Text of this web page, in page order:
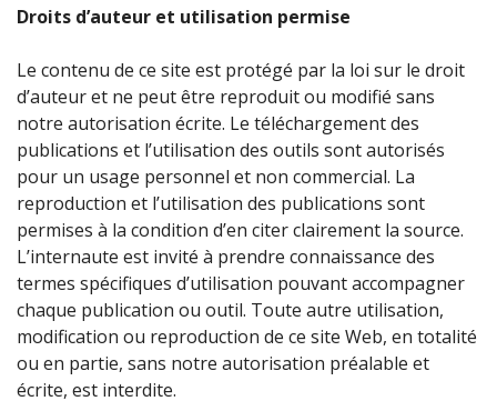
Droits d’auteur et utilisation permise
Le contenu de ce site est protégé par la loi sur le droit
d’auteur et ne peut être reproduit ou modifié sans
notre autorisation écrite. Le téléchargement des
publications et l’utilisation des outils sont autorisés
pour un usage personnel et non commercial. La
reproduction et l’utilisation des publications sont
permises à la condition d’en citer clairement la source.
L’internaute est invité à prendre connaissance des
termes spécifiques d’utilisation pouvant accompagner
chaque publication ou outil. Toute autre utilisation,
modification ou reproduction de ce site Web, en totalité
ou en partie, sans notre autorisation préalable et
écrite, est interdite.